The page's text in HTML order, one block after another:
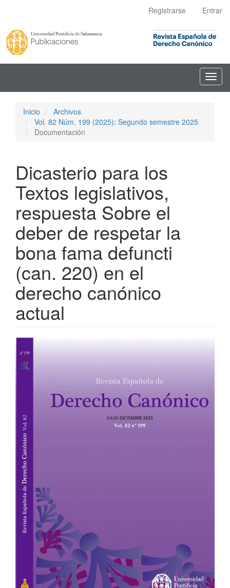
principal
Barra
lateral
Registrarse Entrar
Inicio
Archivos
Vol. 82 Núm. 199 (2025): Segundo semestre 2025
Documentación
Dicasterio para los
Textos legislativos,
respuesta Sobre el
deber de respetar la
bona fama defuncti
(can. 220) en el
derecho canónico
actual
Barra
lateral
artículo